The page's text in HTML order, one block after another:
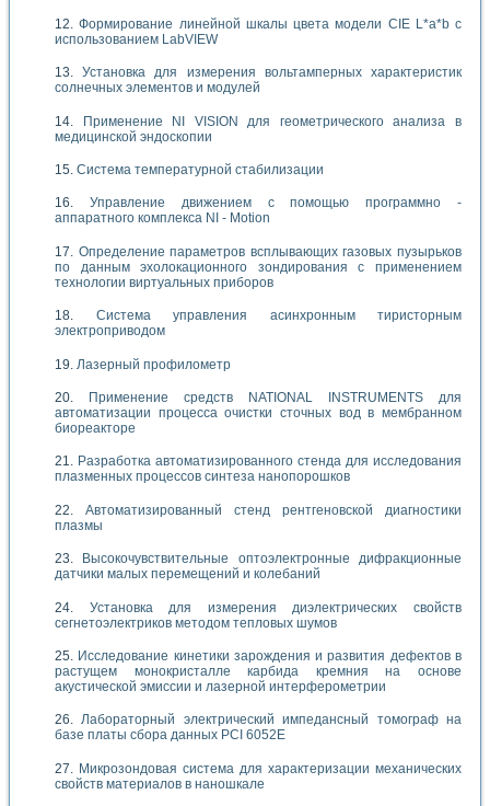
Формирование линейной шкалы цвета модели CIE L*a*b с
использованием LabVIEW
Установка для измерения вольтамперных характеристик
солнечных элементов и модулей
Применение NI VISION для геометрического анализа в
медицинской эндоскопии
Система температурной стабилизации
Управление движением с помощью программно -
аппаратного комплекса NI - Motion
Определение параметров всплывающих газовых пузырьков
по данным эхолокационного зондирования с применением
технологии виртуальных приборов
Система управления асинхронным тиристорным
электроприводом
Лазерный профилометр
Применение средств NATIONAL INSTRUMENTS для
автоматизации процесса очистки сточных вод в мембранном
биореакторе
Разработка автоматизированного стенда для исследования
плазменных процессов синтеза нанопорошков
Автоматизированный стенд рентгеновской диагностики
плазмы
Высокочувствительные оптоэлектронные дифракционные
датчики малых перемещений и колебаний
Установка для измерения диэлектрических свойств
сегнетоэлектриков методом тепловых шумов
Исследование кинетики зарождения и развития дефектов в
растущем монокристалле карбида кремния на основе
акустической эмиссии и лазерной интерферометрии
Лабораторный электрический импедансный томограф на
базе платы сбора данных PCI 6052E
Микрозондовая система для характеризации механических
свойств материалов в наношкале